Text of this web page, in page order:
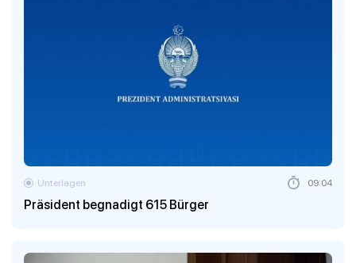
Präsident begnadigt 615 Bürger
Unterlagen 09:04